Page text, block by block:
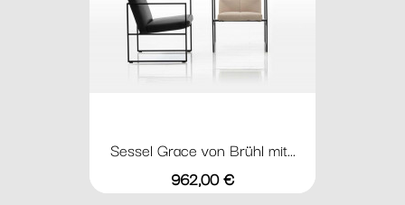
Sessel Grace von Brühl mit...
Preis
962,00 €